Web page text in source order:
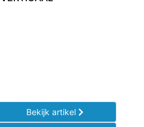
Bekijk artikel